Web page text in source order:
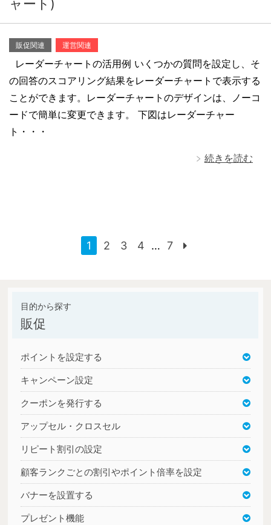
ャート)
販促関連 運営関連
レーダーチャートの活用例 いくつかの質問を設定し、そ
の回答のスコアリング結果をレーダーチャートで表示する
ことができます。レーダーチャートのデザインは、ノーコ
ードで簡単に変更できます。 下図はレーダーチャー
ト・・・
続きを読む
1 2 3 4 … 7
販促
ポイントを設定する
キャンペーン設定
クーポンを発行する
アップセル・クロスセル
リピート割引の設定
顧客ランクごとの割引やポイント倍率を設定
バナーを設置する
プレゼント機能